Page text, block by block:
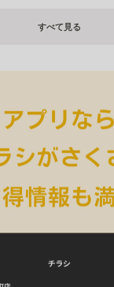
すべて見る